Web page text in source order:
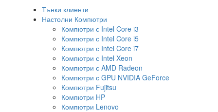
Тънки клиенти
Настолни Компютри
Компютри с Intel Core i3
Компютри с Intel Core i5
Компютри с Intel Core i7
Компютри с Intel Xeon
Компютри с AMD Radeon
Компютри с GPU NVIDIA GeForce
Компютри Fujitsu
Компютри HP
Компютри Lenovo